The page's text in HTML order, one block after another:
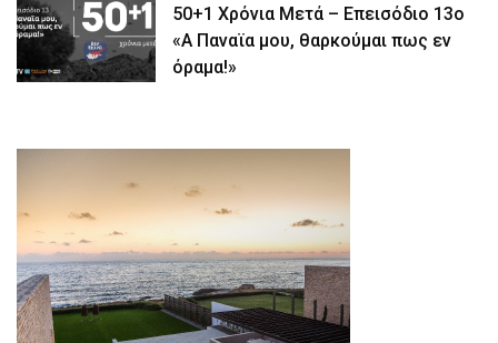
50+1 Χρόνια Μετά – Επεισόδιο 13ο
«Α Παναϊα μου, θαρκούμαι πως εν
όραμα!»